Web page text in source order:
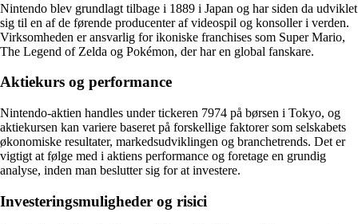
Nintendo blev grundlagt tilbage i 1889 i Japan og har siden da udviklet
sig til en af de førende producenter af videospil og konsoller i verden.
Virksomheden er ansvarlig for ikoniske franchises som Super Mario,
The Legend of Zelda og Pokémon, der har en global fanskare.
Aktiekurs og performance
Nintendo-aktien handles under tickeren 7974 på børsen i Tokyo, og
aktiekursen kan variere baseret på forskellige faktorer som selskabets
økonomiske resultater, markedsudviklingen og branchetrends. Det er
vigtigt at følge med i aktiens performance og foretage en grundig
analyse, inden man beslutter sig for at investere.
Investeringsmuligheder og risici